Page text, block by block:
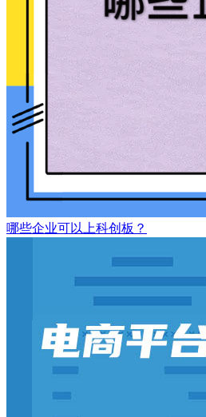
哪些企业可以上科创板？